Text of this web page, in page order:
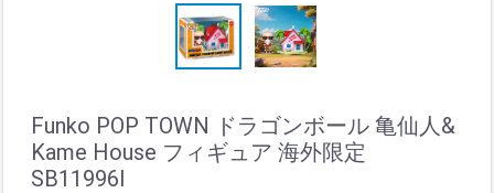
Funko POP TOWN ドラゴンボール 亀仙人&
Kame House フィギュア 海外限定
SB11996I